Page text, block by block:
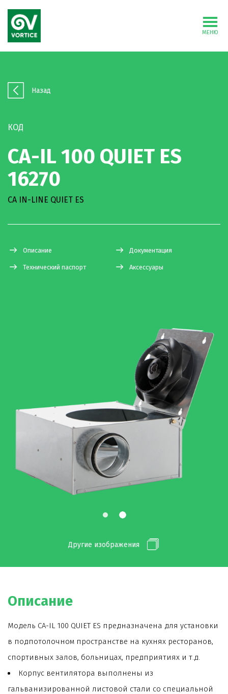
МЕНЮ
Назад
КОД
CA-IL 100 QUIET ES
16270
CA IN-LINE QUIET ES
Описание Документация
Технический паспорт Аксессуары
Другие изображения
Описание
Модель CA-IL 100 QUIET ES предназначена для установки
в подпотолочном пространстве на кухнях ресторанов,
спортивных залов, больницах, предприятиях и т.д.
Корпус вентилятора выполнены из
гальванизированной листовой стали со специальной